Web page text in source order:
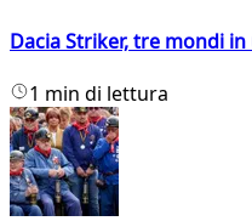
Dacia Striker, tre mondi
1 min di lettura